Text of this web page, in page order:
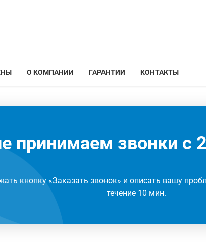
О КОМПАНИИ ГАРАНТИИ КОНТАКТЫ
принимаем звонки с
кнопку «Заказать звонок» и описать вашу
течение 10 мин.